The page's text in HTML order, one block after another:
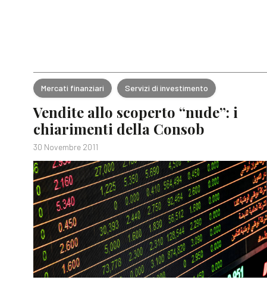
Mercati finanziari Servizi di investimento
Vendite allo scoperto “nude”: i
chiarimenti della Consob
30 Novembre 2011